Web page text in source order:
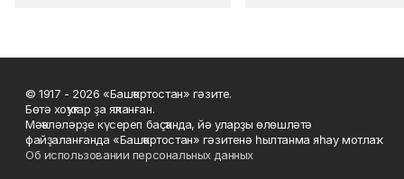
© 1917 - 2026 «Башҡортостан» гәзите.
Бөтә хоҡуҡтар ҙа яҡланған.
Мәҡәләләрҙе күсереп баҫҡанда, йә уларҙы өлөшләтә
файҙаланғанда «Башҡортостан» гәзитенә һылтанма яһау мотлаҡ.
Об использовании персональных данных